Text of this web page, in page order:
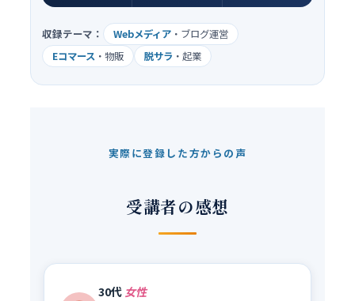
収録テーマ： Webメディア・ブログ運営
Eコマース ・物販 脱サラ ・起業
実際に登録した方からの声
受講者の感想
30代 女性